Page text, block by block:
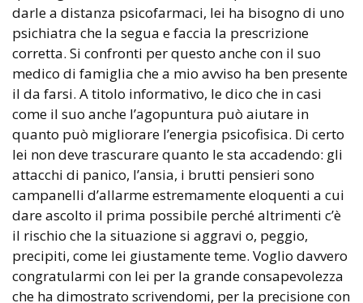
darle a distanza psicofarmaci, lei ha bisogno di uno
psichiatra che la segua e faccia la prescrizione
corretta. Si confronti per questo anche con il suo
medico di famiglia che a mio avviso ha ben presente
il da farsi. A titolo informativo, le dico che in casi
come il suo anche l’agopuntura può aiutare in
quanto può migliorare l’energia psicofisica. Di certo
lei non deve trascurare quanto le sta accadendo: gli
attacchi di panico, l’ansia, i brutti pensieri sono
campanelli d’allarme estremamente eloquenti a cui
dare ascolto il prima possibile perché altrimenti c’è
il rischio che la situazione si aggravi o, peggio,
precipiti, come lei giustamente teme. Voglio davvero
congratularmi con lei per la grande consapevolezza
che ha dimostrato scrivendomi, per la precisione con